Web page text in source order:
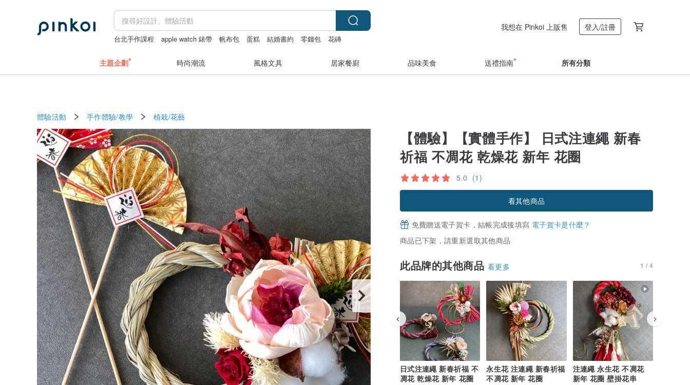
台北手作課程 apple watch 錶帶 帆布包 蛋糕 結婚書約 零錢包
花磚
我想在 Pinkoi 上販售 登入/註冊
主題企劃 時尚潮流 風格文具 居家餐廚 品味美食 送禮指南 所有分類
體驗活動 手作體驗/教學 植栽/花藝
【體驗】【實體手作】 日式注連繩 新春
祈福 不凋花 乾燥花 新年 花圈
5.0 (1)
看其他商品
免費贈送電子賀卡，結帳完成後填寫 電子賀卡是什麼？
商品已下架，請重新選取其他商品
此品牌的其他商品 看更多 1 / 4
日式注連繩 新春祈福 不
凋花 乾燥花 新年 花圈
永生花 注連繩 新春祈福
不凋花 新年 花圈
注連繩 永生花 不凋花
新年 花圈 壁掛花串